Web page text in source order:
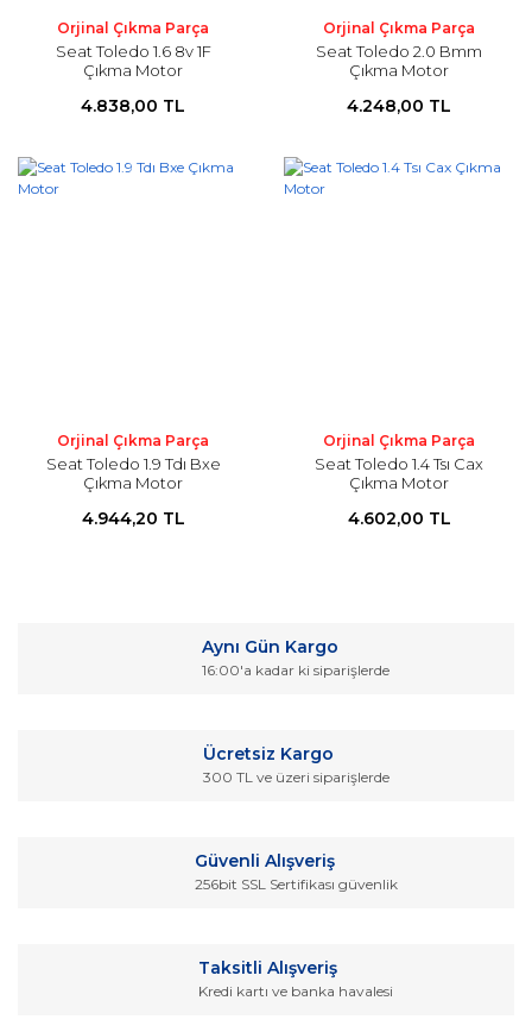
Orjinal Çıkma Parça
Seat Toledo 1.6 8v 1F
Çıkma Motor
4.838,00 TL
Orjinal Çıkma Parça
Seat Toledo 2.0 Bmm
Çıkma Motor
4.248,00 TL
Orjinal Çıkma Parça
Seat Toledo 1.9 Tdı Bxe
Çıkma Motor
4.944,20 TL
Orjinal Çıkma Parça
Seat Toledo 1.4 Tsı Cax
Çıkma Motor
4.602,00 TL
Aynı Gün Kargo
16:00'a kadar ki siparişlerde
Ücretsiz Kargo
300 TL ve üzeri siparişlerde
Güvenli Alışveriş
256bit SSL Sertifikası güvenlik
Taksitli Alışveriş
Kredi kartı ve banka havalesi